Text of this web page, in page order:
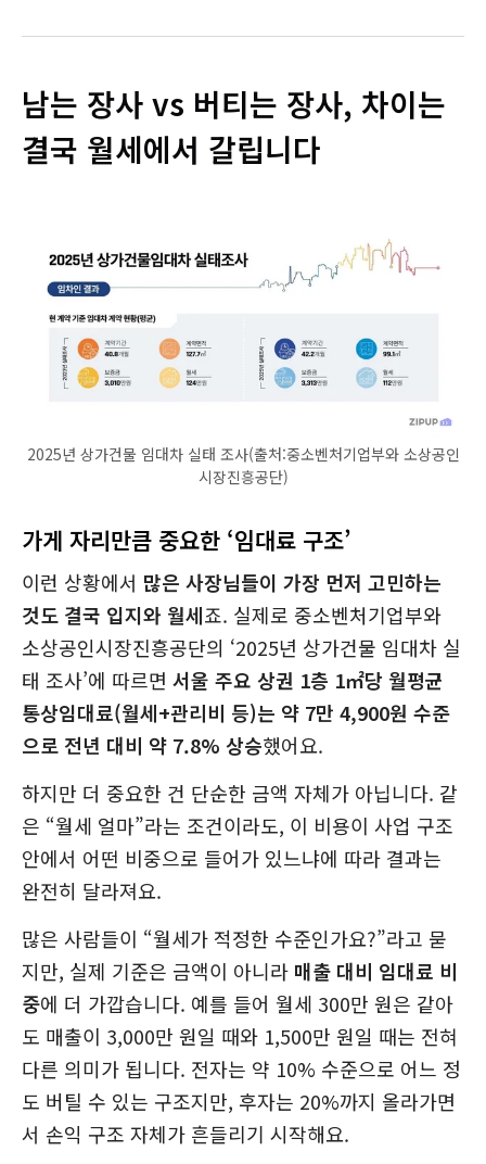
남는 장사 vs 버티는 장사, 차이는
결국 월세에서 갈립니다
2025년 상가건물 임대차 실태 조사(출처:중소벤처기업부와 소상공인
시장진흥공단)
가게 자리만큼 중요한 ‘임대료 구조’
이런 상황에서 많은 사장님들이 가장 먼저 고민하는
것도 결국 입지와 월세죠. 실제로 중소벤처기업부와
소상공인시장진흥공단의 ‘2025년 상가건물 임대차 실
태 조사’에 따르면 서울 주요 상권 1층 1㎡당 월평균
통상임대료(월세+관리비 등)는 약 7만 4,900원 수준
으로 전년 대비 약 7.8% 상승했어요.
하지만 더 중요한 건 단순한 금액 자체가 아닙니다. 같
은 “월세 얼마”라는 조건이라도, 이 비용이 사업 구조
안에서 어떤 비중으로 들어가 있느냐에 따라 결과는
완전히 달라져요.
많은 사람들이 “월세가 적정한 수준인가요?”라고 묻
지만, 실제 기준은 금액이 아니라 매출 대비 임대료 비
중에 더 가깝습니다. 예를 들어 월세 300만 원은 같아
도 매출이 3,000만 원일 때와 1,500만 원일 때는 전혀
다른 의미가 됩니다. 전자는 약 10% 수준으로 어느 정
도 버틸 수 있는 구조지만, 후자는 20%까지 올라가면
서 손익 구조 자체가 흔들리기 시작해요.